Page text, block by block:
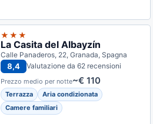
★★★
La Casita del Albayzín
Calle Panaderos, 22, Granada, Spagna
8,4 Valutazione da 62 recensioni
Prezzo medio per notte~€ 110
Terrazza
Aria condizionata
Camere familiari